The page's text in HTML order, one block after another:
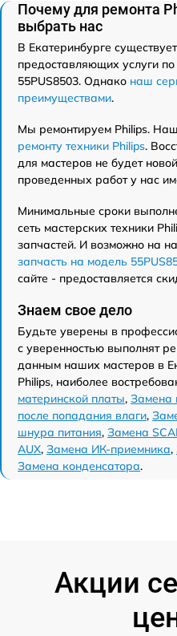
Почему для ремонта
выбрать нас
В Екатеринбурге
предоставляющих услуги
55PUS8503. Однако наш
преимуществами.
Мы ремонтируем Philips.
ремонту техники Philips.
для мастеров не будет
проведенных работ у нас
Минимальные сроки
сеть мастерских техники
запчастей. И возможно на
запчасть на модель
сайте - предоставляется
Знаем свое дело
Будьте уверены в
с уверенностью выполнят
данным наших мастеров в
Philips, наиболее
материнской платы, Замена
после попадания влаги,
шнура питания, Замена
AUX, Замена ИК-приемника,
Замена конденсатора.
Акции